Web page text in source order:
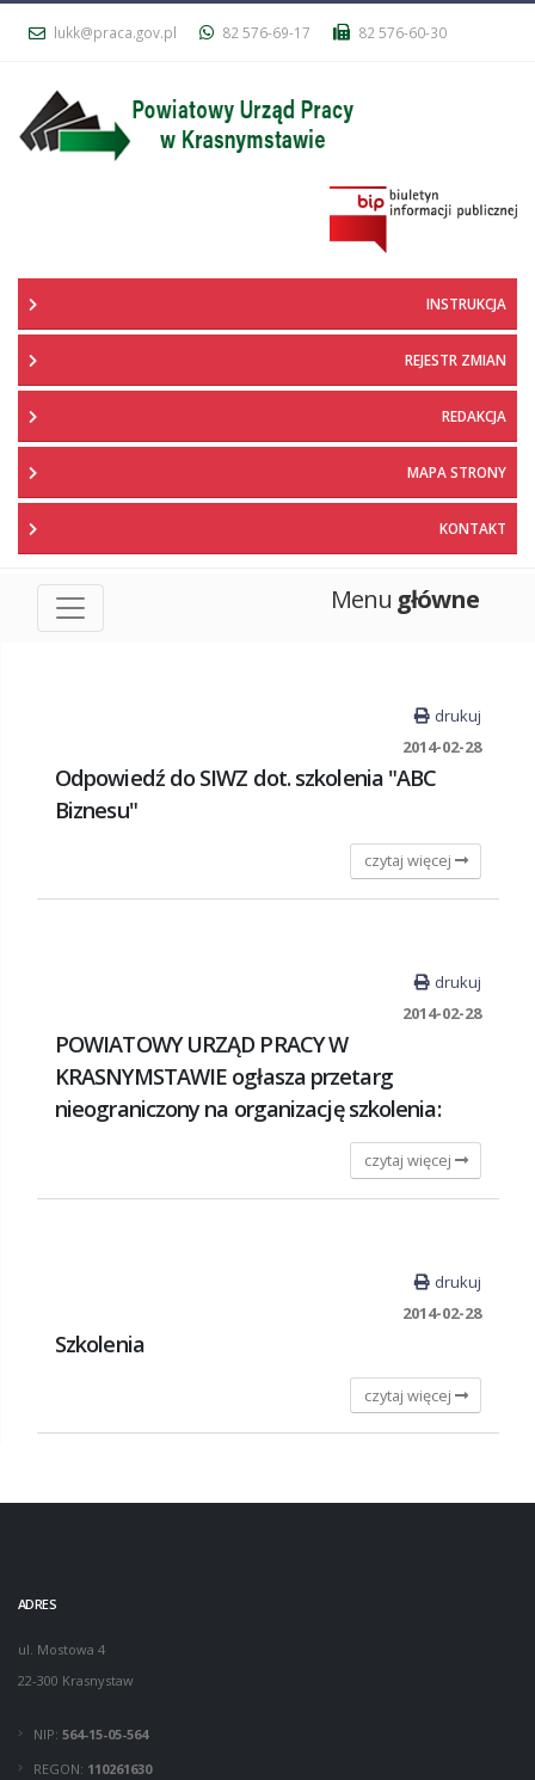
lukk@praca.gov.pl 82 576-69-17 82 576-60-30
INSTRUKCJA
REJESTR ZMIAN
REDAKCJA
MAPA STRONY
KONTAKT
Menu główne
drukuj
2014-02-28
Odpowiedź do SIWZ dot. szkolenia "ABC
Biznesu"
czytaj więcej
drukuj
2014-02-28
POWIATOWY URZĄD PRACY W
KRASNYMSTAWIE ogłasza przetarg
nieograniczony na organizację szkolenia:
czytaj więcej
drukuj
2014-02-28
Szkolenia
czytaj więcej
ADRES
ul. Mostowa 4
22-300 Krasnystaw
NIP: 564-15-05-564
REGON: 110261630